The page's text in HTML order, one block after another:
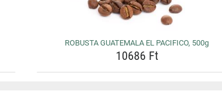
ROBUSTA GUATEMALA EL PACIFICO, 500g
10686 Ft